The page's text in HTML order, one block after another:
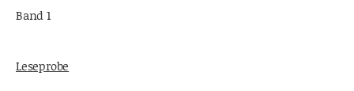
Band 1
Leseprobe